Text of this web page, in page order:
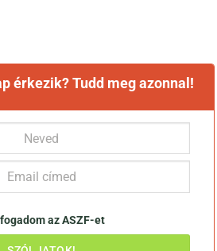
érkezik? Tudd meg azonnal!
azASZF-et